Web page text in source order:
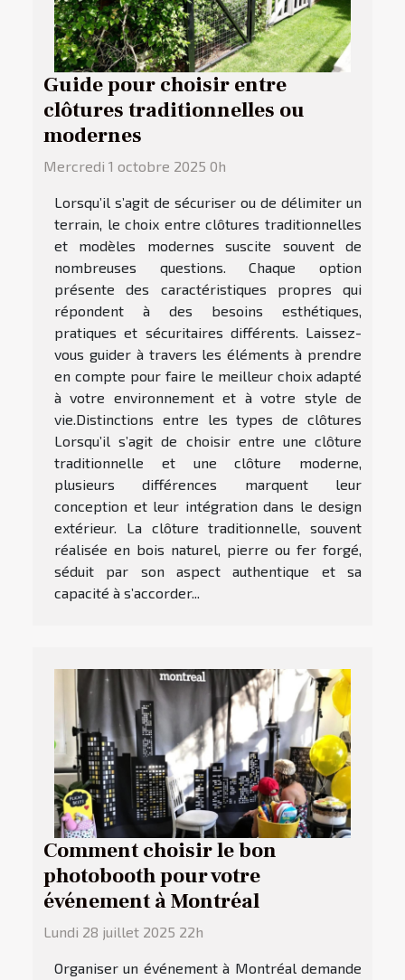
Guide pour choisir entre
clôtures traditionnelles ou
modernes
Mercredi 1 octobre 2025 0h
Lorsqu’il s’agit de sécuriser ou de délimiter un
terrain, le choix entre clôtures traditionnelles
et modèles modernes suscite souvent de
nombreuses questions. Chaque option
présente des caractéristiques propres qui
répondent à des besoins esthétiques,
pratiques et sécuritaires différents. Laissez-
vous guider à travers les éléments à prendre
en compte pour faire le meilleur choix adapté
à votre environnement et à votre style de
vie.Distinctions entre les types de clôtures
Lorsqu’il s’agit de choisir entre une clôture
traditionnelle et une clôture moderne,
plusieurs différences marquent leur
conception et leur intégration dans le design
extérieur. La clôture traditionnelle, souvent
réalisée en bois naturel, pierre ou fer forgé,
séduit par son aspect authentique et sa
capacité à s’accorder...
Comment choisir le bon
photobooth pour votre
événement à Montréal
Lundi 28 juillet 2025 22h
Organiser un événement à Montréal demande